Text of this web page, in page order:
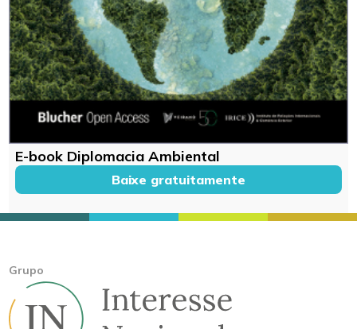
E-book Diplomacia Ambiental
Baixe gratuitamente
Grupo